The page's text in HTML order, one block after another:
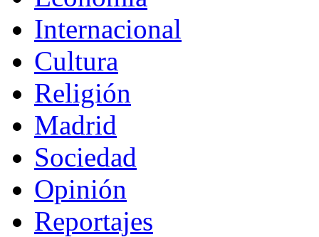
Internacional
Cultura
Religión
Madrid
Sociedad
Opinión
Reportajes